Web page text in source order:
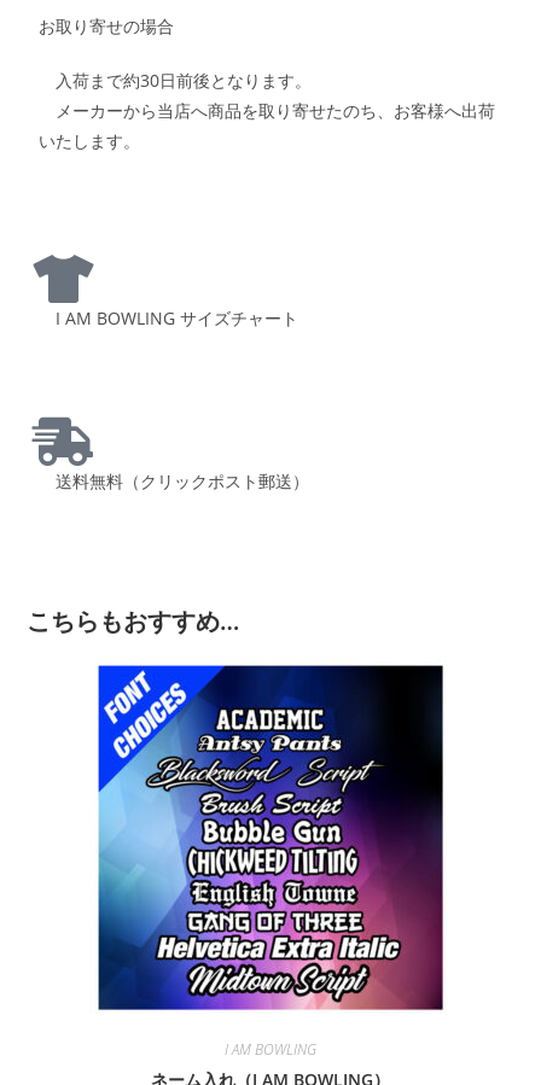
お取り寄せの場合
入荷まで約30日前後となります。
メーカーから当店へ商品を取り寄せたのち、お客様へ出荷
いたします。
I AM BOWLING サイズチャート
送料無料（クリックポスト郵送）
こちらもおすすめ…
I AM BOWLING
ネーム入れ（I AM BOWLING）